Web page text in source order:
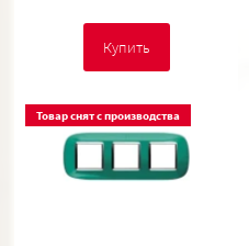
Купить
Товар снят с производства